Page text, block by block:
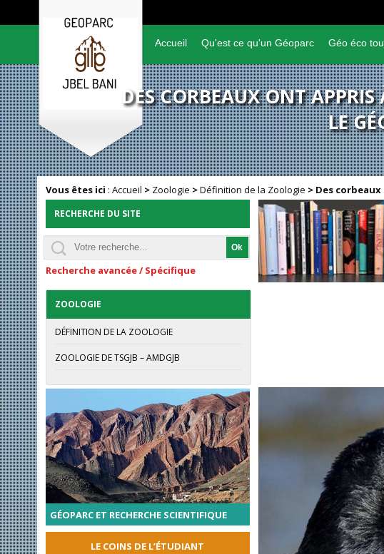
Accueil Qu'est ce qu'un Géoparc Géo éco
DES CORBEAUX ONT
LE
Vous êtes ici :Accueil > Zoologie >Définition de la Zoologie > Des
RECHERCHE DU SITE
Recherche avancée / Spécifique
ZOOLOGIE
DÉFINITION DE LA ZOOLOGIE
ZOOLOGIE DE TSGJB – AMDGJB
GÉOPARC ET RECHERCHE SCIENTIFIQUE
LE COINS DE L’ÉTUDIANT